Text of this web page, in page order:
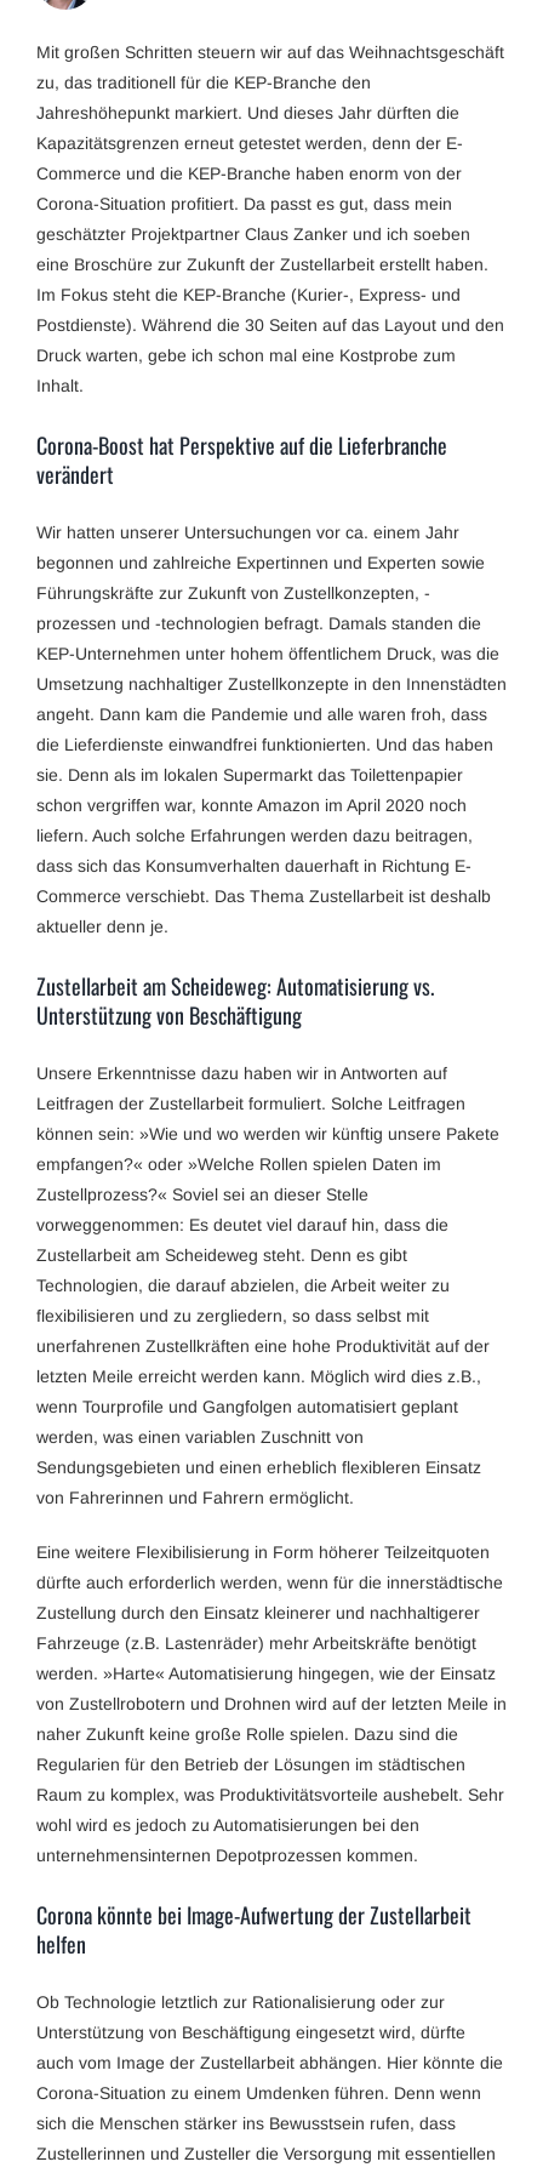
Mit großen Schritten steuern wir auf das Weihnachtsgeschäft
zu, das traditionell für die KEP-Branche den
Jahreshöhepunkt markiert. Und dieses Jahr dürften die
Kapazitätsgrenzen erneut getestet werden, denn der E-
Commerce und die KEP-Branche haben enorm von der
Corona-Situation profitiert. Da passt es gut, dass mein
geschätzter Projektpartner Claus Zanker und ich soeben
eine Broschüre zur Zukunft der Zustellarbeit erstellt haben.
Im Fokus steht die KEP-Branche (Kurier-, Express- und
Postdienste). Während die 30 Seiten auf das Layout und den
Druck warten, gebe ich schon mal eine Kostprobe zum
Inhalt.
Corona-Boost hat Perspektive auf die Lieferbranche
verändert
Wir hatten unserer Untersuchungen vor ca. einem Jahr
begonnen und zahlreiche Expertinnen und Experten sowie
Führungskräfte zur Zukunft von Zustellkonzepten, -
prozessen und -technologien befragt. Damals standen die
KEP-Unternehmen unter hohem öffentlichem Druck, was die
Umsetzung nachhaltiger Zustellkonzepte in den Innenstädten
angeht. Dann kam die Pandemie und alle waren froh, dass
die Lieferdienste einwandfrei funktionierten. Und das haben
sie. Denn als im lokalen Supermarkt das Toilettenpapier
schon vergriffen war, konnte Amazon im April 2020 noch
liefern. Auch solche Erfahrungen werden dazu beitragen,
dass sich das Konsumverhalten dauerhaft in Richtung E-
Commerce verschiebt. Das Thema Zustellarbeit ist deshalb
aktueller denn je.
Zustellarbeit am Scheideweg: Automatisierung vs.
Unterstützung von Beschäftigung
Unsere Erkenntnisse dazu haben wir in Antworten auf
Leitfragen der Zustellarbeit formuliert. Solche Leitfragen
können sein: »Wie und wo werden wir künftig unsere Pakete
empfangen?« oder »Welche Rollen spielen Daten im
Zustellprozess?« Soviel sei an dieser Stelle
vorweggenommen: Es deutet viel darauf hin, dass die
Zustellarbeit am Scheideweg steht. Denn es gibt
Technologien, die darauf abzielen, die Arbeit weiter zu
flexibilisieren und zu zergliedern, so dass selbst mit
unerfahrenen Zustellkräften eine hohe Produktivität auf der
letzten Meile erreicht werden kann. Möglich wird dies z.B.,
wenn Tourprofile und Gangfolgen automatisiert geplant
werden, was einen variablen Zuschnitt von
Sendungsgebieten und einen erheblich flexibleren Einsatz
von Fahrerinnen und Fahrern ermöglicht.
Eine weitere Flexibilisierung in Form höherer Teilzeitquoten
dürfte auch erforderlich werden, wenn für die innerstädtische
Zustellung durch den Einsatz kleinerer und nachhaltigerer
Fahrzeuge (z.B. Lastenräder) mehr Arbeitskräfte benötigt
werden. »Harte« Automatisierung hingegen, wie der Einsatz
von Zustellrobotern und Drohnen wird auf der letzten Meile in
naher Zukunft keine große Rolle spielen. Dazu sind die
Regularien für den Betrieb der Lösungen im städtischen
Raum zu komplex, was Produktivitätsvorteile aushebelt. Sehr
wohl wird es jedoch zu Automatisierungen bei den
unternehmensinternen Depotprozessen kommen.
Corona könnte bei Image-Aufwertung der Zustellarbeit
helfen
Ob Technologie letztlich zur Rationalisierung oder zur
Unterstützung von Beschäftigung eingesetzt wird, dürfte
auch vom Image der Zustellarbeit abhängen. Hier könnte die
Corona-Situation zu einem Umdenken führen. Denn wenn
sich die Menschen stärker ins Bewusstsein rufen, dass
Zustellerinnen und Zusteller die Versorgung mit essentiellen